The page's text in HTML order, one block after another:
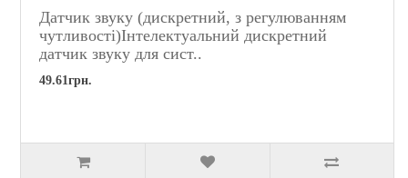
Датчик звуку (дискретний, з регулюванням
чутливості)Інтелектуальний дискретний
датчик звуку для сист..
49.61грн.